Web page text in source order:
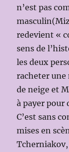
n’est pas
redevient «
sens de
les deux
racheter
de neige et
à payer pour
C’est sans
mises en